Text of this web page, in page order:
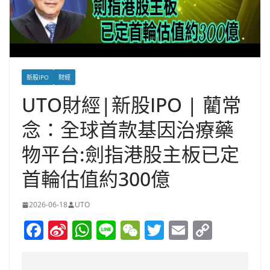
新股IPO 財經
UTO財經|新股IPO | 藺常
念：全球首款基因治療藥
物平台:劍指港股主板已定
首輪估值約300億
2026-06-18 UTO
F Si W Li W T E